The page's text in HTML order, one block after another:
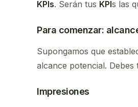
KPIs. Serán tus KPIs las
Para comenzar:
Supongamos que
alcance potencial.
Impresiones